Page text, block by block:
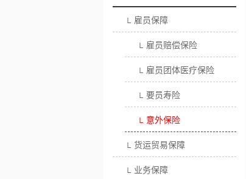
└ 雇员保障
└ 雇员赔偿保险
└ 雇员团体医疗保险
└ 要员寿险
└ 意外保险
└ 货运贸易保障
└ 业务保障